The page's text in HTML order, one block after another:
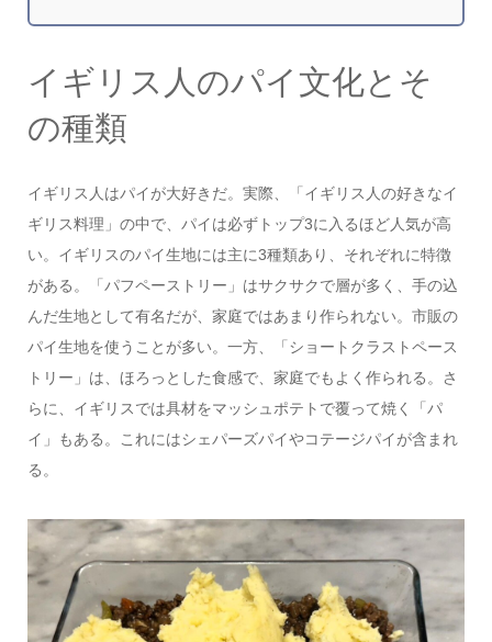
イギリス人のパイ文化とそ
の種類
イギリス人はパイが大好きだ。実際、「イギリス人の好きなイ
ギリス料理」の中で、パイは必ずトップ3に入るほど人気が高
い。イギリスのパイ生地には主に3種類あり、それぞれに特徴
がある。「パフペーストリー」はサクサクで層が多く、手の込
んだ生地として有名だが、家庭ではあまり作られない。市販の
パイ生地を使うことが多い。一方、「ショートクラストペース
トリー」は、ほろっとした食感で、家庭でもよく作られる。さ
らに、イギリスでは具材をマッシュポテトで覆って焼く「パ
イ」もある。これにはシェパーズパイやコテージパイが含まれ
る。